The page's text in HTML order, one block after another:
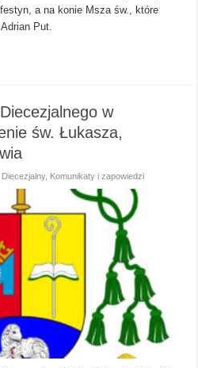
a na konie Msza św., które
Put.
w
św. Łukasza,
, Komunikaty i zapowiedzi